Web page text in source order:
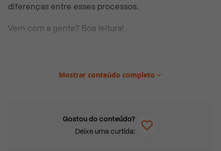
diferenças entre esses processos.
Vem com a gente? Boa leitura!
Como funciona a divisão celular?
Qual a principal função da Meiose?
Mostrar conteúdo completo
Gostou do conteúdo?
Deixe uma curtida: